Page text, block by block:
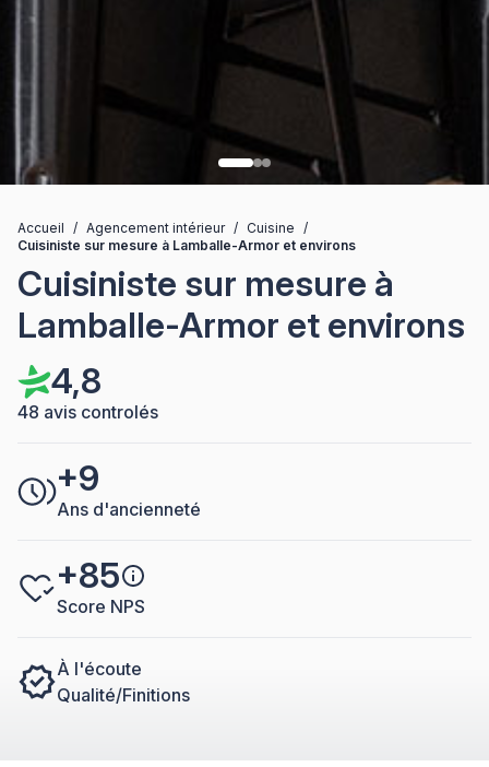
Accueil / Agencement intérieur / Cuisine /
Cuisiniste sur mesure à Lamballe-Armor et environs
Cuisiniste sur mesure à
Lamballe-Armor et environs
4,8
48 avis controlés
+9
Ans d'ancienneté
+85
Score NPS
À l'écoute
Qualité/Finitions